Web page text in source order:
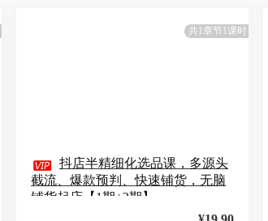
共1章节1课时
 抖店半精细化选品课，多源头
截流、爆款预判、快速铺货，无脑
铺货起店【1期+2期】